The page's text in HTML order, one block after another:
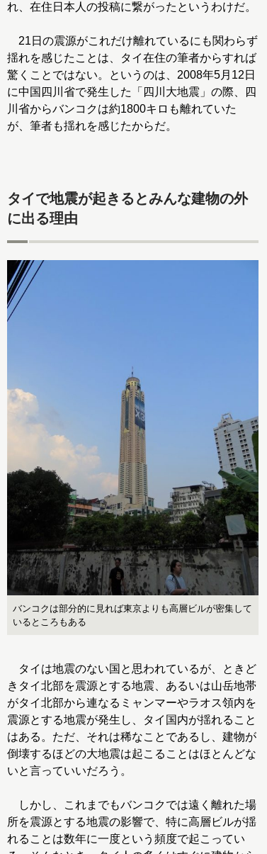
れ、在住日本人の投稿に繋がったというわけだ。
21日の震源がこれだけ離れているにも関わらず
揺れを感じたことは、タイ在住の筆者からすれば
驚くことではない。というのは、2008年5月12日
に中国四川省で発生した「四川大地震」の際、四
川省からバンコクは約1800キロも離れていた
が、筆者も揺れを感じたからだ。
タイで地震が起きるとみんな建物の外
に出る理由
バンコクは部分的に見れば東京よりも高層ビルが密集して
いるところもある
タイは地震のない国と思われているが、ときど
きタイ北部を震源とする地震、あるいは山岳地帯
がタイ北部から連なるミャンマーやラオス領内を
震源とする地震が発生し、タイ国内が揺れること
はある。ただ、それは稀なことであるし、建物が
倒壊するほどの大地震は起こることはほとんどな
いと言っていいだろう。
しかし、これまでもバンコクでは遠く離れた場
所を震源とする地震の影響で、特に高層ビルが揺
れることは数年に一度という頻度で起こってい